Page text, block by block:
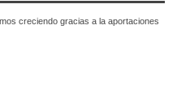
creciendo gracias a la aportaciones